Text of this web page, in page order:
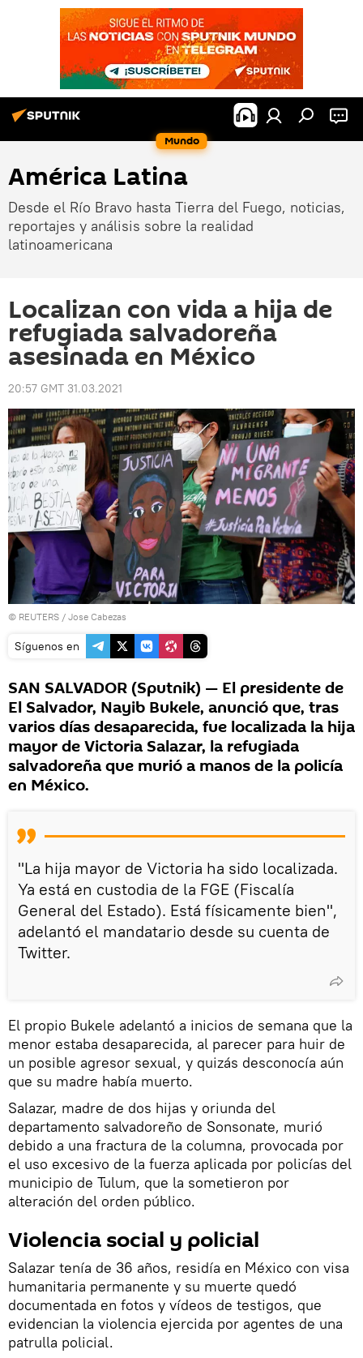
Mundo
América Latina
Desde el Río Bravo hasta Tierra del Fuego, noticias,
reportajes y análisis sobre la realidad
latinoamericana
Localizan con vida a hija de
refugiada salvadoreña
asesinada en México
20:57 GMT 31.03.2021
© REUTERS / Jose Cabezas
Síguenos en
SAN SALVADOR (Sputnik) — El presidente de
El Salvador, Nayib Bukele, anunció que, tras
varios días desaparecida, fue localizada la hija
mayor de Victoria Salazar, la refugiada
salvadoreña que murió a manos de la policía
en México.
"La hija mayor de Victoria ha sido localizada.
Ya está en custodia de la FGE (Fiscalía
General del Estado). Está físicamente bien",
adelantó el mandatario desde su cuenta de
Twitter.
El propio Bukele adelantó a inicios de semana que la
menor estaba desaparecida, al parecer para huir de
un posible agresor sexual, y quizás desconocía aún
que su madre había muerto.
Salazar, madre de dos hijas y oriunda del
departamento salvadoreño de Sonsonate, murió
debido a una fractura de la columna, provocada por
el uso excesivo de la fuerza aplicada por policías del
municipio de Tulum, que la sometieron por
alteración del orden público.
Violencia social y policial
Salazar tenía de 36 años, residía en México con visa
humanitaria permanente y su muerte quedó
documentada en fotos y vídeos de testigos, que
evidencian la violencia ejercida por agentes de una
patrulla policial.